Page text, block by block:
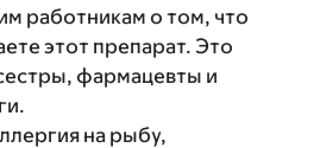
работникам о том, что
этот препарат. Это
фармацевты и
на рыбу,